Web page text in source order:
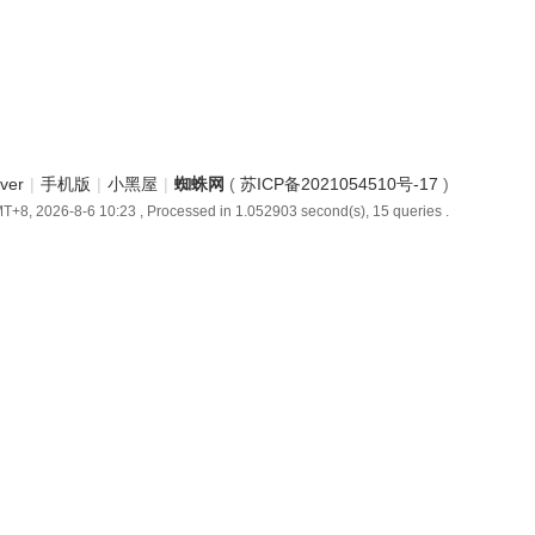
| 手机版 | 小黑屋 | 蜘蛛网 ( 苏ICP备2021054510号-17 )
2026-8-6 10:23 , Processed in 1.052903 second(s), 15 queries .